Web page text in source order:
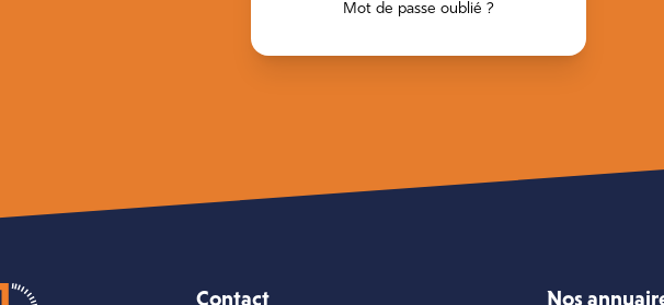
Mot de passe oublié ?
Contact Nos